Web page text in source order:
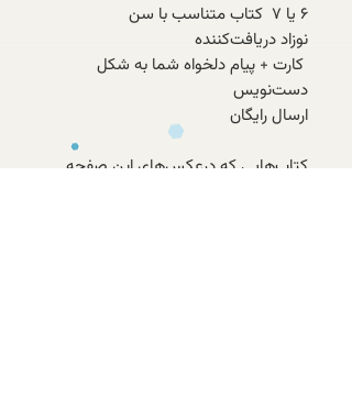
۶ یا ۷ کتاب متناسب با سن
نوزاد دریافت‌کننده
کارت + پیام دلخواه شما به شکل
دست‌نویس
ارسال رایگان
کتاب‌هایی که درعکس‌های این صفحه